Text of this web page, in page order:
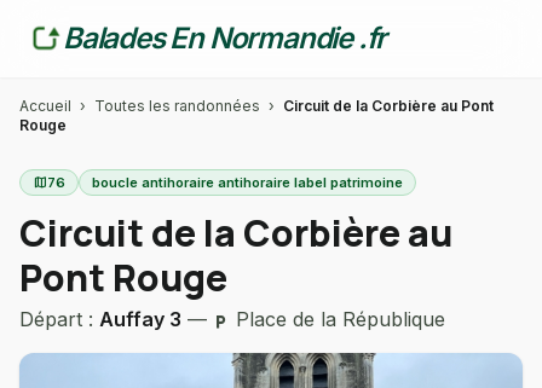
Balades En Normandie .fr
Accueil › Toutes les randonnées › Circuit de la Corbière au Pont
Rouge
map76 boucle antihoraire antihoraire label patrimoine
Circuit de la Corbière au
Pont Rouge
Départ : Auffay 3 — local_parking Place de la République